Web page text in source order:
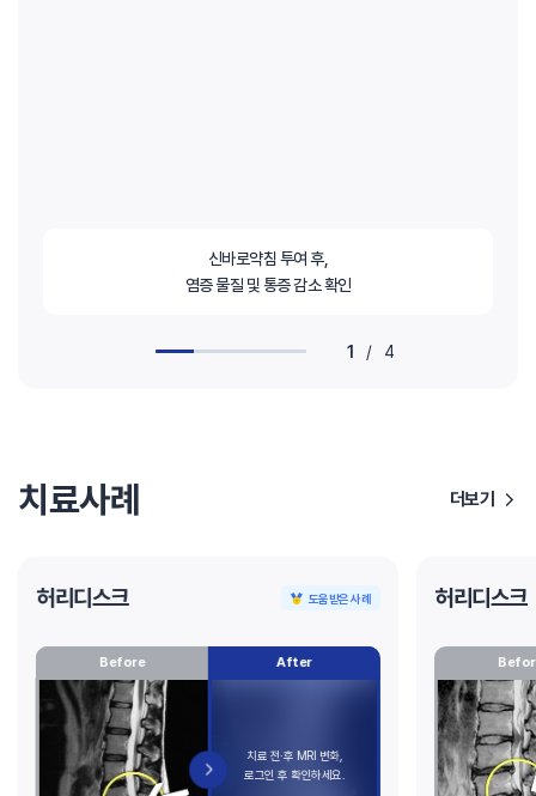
신바로약침 투여 후,
염증 물질 및 통증 감소 확인
1 / 4
치료사례 더보기
허리디스크 도움받은 사례
Before After
허리디스크